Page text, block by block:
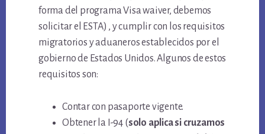
forma del programa Visa waiver, debemos
solicitar el ESTA) , y cumplir con los requisitos
migratorios y aduaneros establecidos por el
gobierno de Estados Unidos. Algunos de estos
requisitos son:
Contar con pasaporte vigente.
Obtener la I-94 (solo aplica si cruzamos